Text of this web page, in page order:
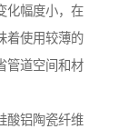
化幅度小，在
着使用较薄的
管道空间和材
酸铝陶瓷纤维